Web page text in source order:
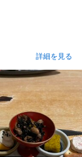
詳細を見る